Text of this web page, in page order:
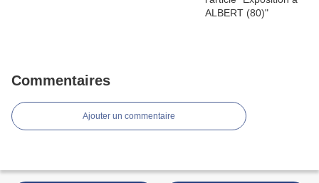
Commentaires
Ajouter un commentaire